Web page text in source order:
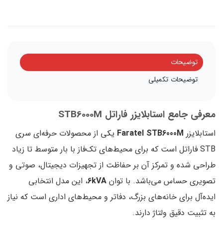
توضیحات
توضیحات تکمیلی
معرفی جامع استابلایزر فاراتل STB6000M
استابلایزر Faratel STB6000M یکی از محصولات حرفه‌ای سری
STB فاراتل است که برای محیط‌های تک‌فاز با بار متوسط تا زیاد
طراحی شده و تمرکز آن بر حفاظت از تجهیزات دیجیتال، صوتی و
تصویری حساس می‌باشد. با توان 6kVA، این مدل انتخابی
ایده‌آل برای خانه‌های بزرگ، دفاتر و محیط‌های اداری است که نیاز
به تثبیت دقیق ولتاژ دارند.